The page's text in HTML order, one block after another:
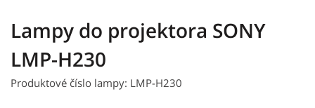
Lampy do projektora SONY
LMP-H230
Produktové číslo lampy: LMP-H230